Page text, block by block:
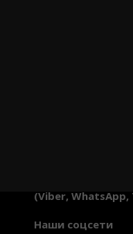
(Viber, WhatsApp,
Наши соцсети